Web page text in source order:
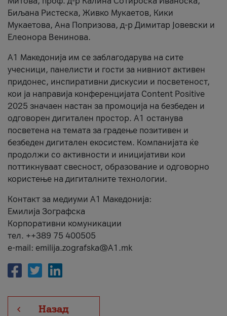
Биљана Ристеска, Живко Мукаетов, Кики
Мукаетова, Ана Попризова, д-р Димитар Јовевски и
Елеонора Венинова.
А1 Македонија им се заблагодарува на сите
учесници, панелисти и гости за нивниот активен
придонес, инспиративни дискусии и посветеност,
кои ја направија конференцијата Content Positive
2025 значаен настан за промоција на безбеден и
одговорен дигитален простор. А1 останува
посветена на темата за градење позитивен и
безбеден дигитален екосистем. Компанијата ќе
продолжи со активности и иницијативи кои
поттикнуваат свесност, образование и одговорно
користење на дигиталните технологии.
Контакт за медиуми А1 Македонија:
Емилија Зографска
Корпоративни комуникации
тел. ++389 75 400505
e-mail: emilija.zografska@A1.mk
Назад